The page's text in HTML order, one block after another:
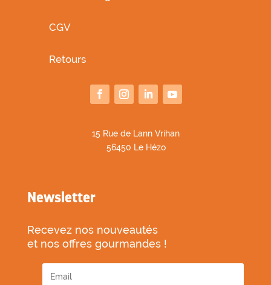
CGV
Retours
15 Rue de Lann Vrihan
56450 Le Hézo
Newsletter
Recevez nos nouveautés
et nos offres gourmandes !